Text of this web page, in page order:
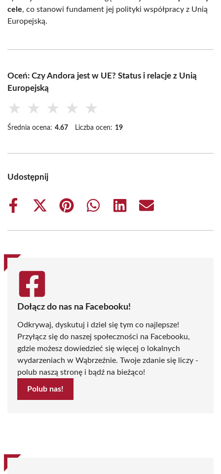
cele, co stanowi fundament jej polityki współpracy z Unią
Europejską.
Oceń: Czy Andora jest w UE? Status i relacje z Unią
Europejską
★ ★ ★ ★ ★
Średnia ocena: 4.67 Liczba ocen: 19
Udostępnij
Share
Share
(Twitter)
Share
Share
Share
Share
Dołącz do nas na Facebooku!
Odkrywaj, dyskutuj i dziel się tym co najlepsze!
Przyłącz się do naszej społeczności na Facebooku,
gdzie możesz dowiedzieć się więcej o lokalnych
wydarzeniach w Wąbrzeźnie. Twoje zdanie się liczy -
polub naszą stronę i bądź na bieżąco!
Polub nas!